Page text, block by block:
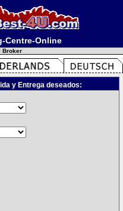
Centre-Online
Broker
y Entrega deseados: